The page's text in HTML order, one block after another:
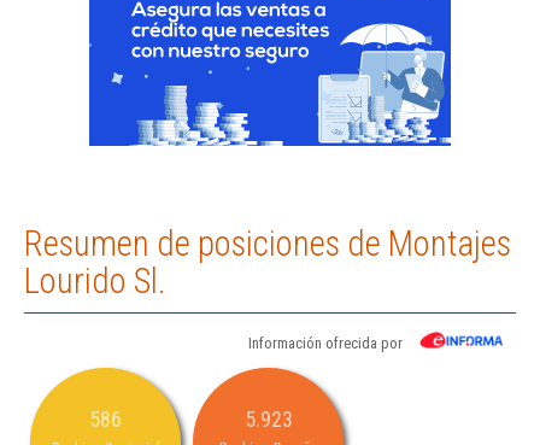
Resumen de posiciones de Montajes
Lourido Sl.
Información ofrecida por
586 5.923